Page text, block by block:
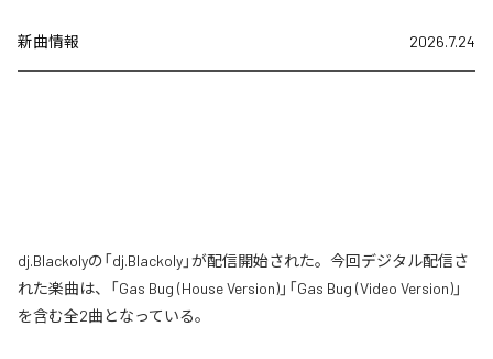
新曲情報 2026.7.24
dj.Blackolyの「dj.Blackoly」が配信開始された。今回デジタル配信さ
れた楽曲は、「Gas Bug (House Version)」「Gas Bug (Video Version)」
を含む全2曲となっている。